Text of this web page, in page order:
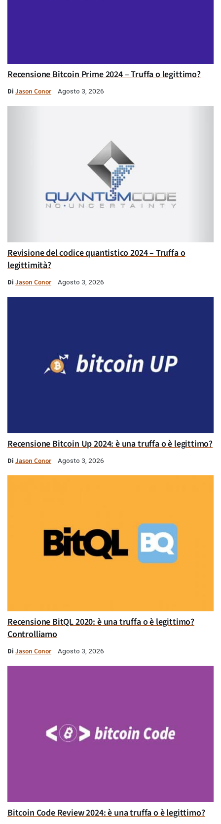
Recensione Bitcoin Prime 2024 – Truffa o legittimo?
Di Jason Conor Agosto 3, 2026
Revisione del codice quantistico 2024 – Truffa o
legittimità?
Di Jason Conor Agosto 3, 2026
Recensione Bitcoin Up 2024: è una truffa o è legittimo?
Di Jason Conor Agosto 3, 2026
Recensione BitQL 2020: è una truffa o è legittimo?
Controlliamo
Di Jason Conor Agosto 3, 2026
Bitcoin Code Review 2024: è una truffa o è legittimo?